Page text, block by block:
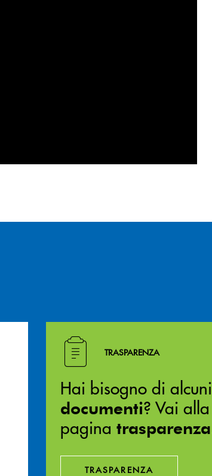
Hai bisogno di alcuni
TRASPARENZA
Hai bisogno di alcuni
documenti? Vai alla
pagina trasparenza
TRASPARENZA